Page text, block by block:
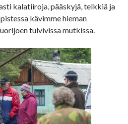
kalatiiroja, pääskyjä, telkkiä ja
kävimme hieman
tulvivissa mutkissa.